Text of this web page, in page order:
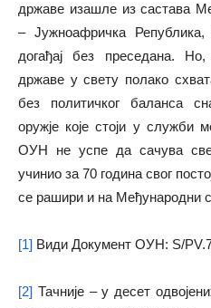
државе изашле из састава
– Јужноафричка
догађај без преседана.
државе у свету полако
без политичког баланса
оружје које стоји у служби
ОУН не успе да сачува
учинио за 70 година свог
се рашири и на Међународни
[1] Види Документ ОУН: S/
[2] Тачније – у десет